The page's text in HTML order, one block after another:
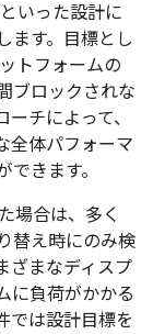
いった設計に
ます。目標とし
トフォームの
ブロックされな
チによって、
全体パフォーマ
きます。
場合は、多く
替え時にのみ検
ざまなディスプ
に負荷がかかる
では設計目標を